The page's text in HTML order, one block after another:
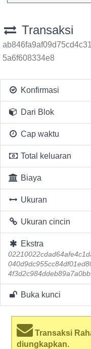
Transaksi
5a6f608334e8
Konfirmasi
Dari Blok
Cap waktu
Total keluaran
Biaya
Ukuran
Ukuran cincin
Ekstra
Buka kunci
Transaksi
diungkapkan.